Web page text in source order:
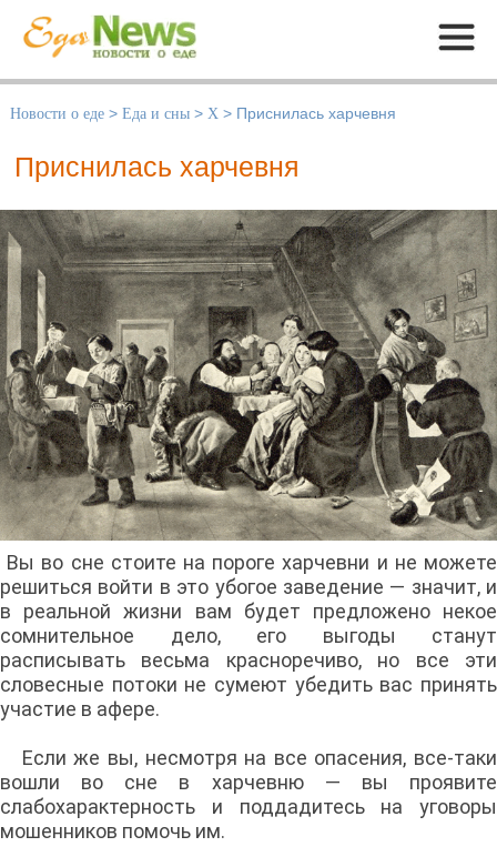
Меню
Новости о еде > Еда и сны > Х > Приснилась харчевня
Приснилась харчевня
Вы во сне стоите на пороге харчевни и не можете
решиться войти в это убогое заведение — значит, и
в реальной жизни вам будет предложено некое
сомнительное дело, его выгоды станут
расписывать весьма красноречиво, но все эти
словесные потоки не сумеют убедить вас принять
участие в афере.
Если же вы, несмотря на все опасения, все-таки
вошли во сне в харчевню — вы проявите
слабохарактерность и поддадитесь на уговоры
мошенников помочь им.